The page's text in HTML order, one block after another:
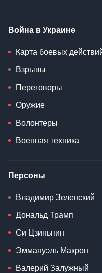
Война в Украине
Карта боевых
Взрывы
Переговоры
Оружие
Волонтеры
Военная техника
Персоны
Владимир Зеленский
Дональд Трамп
Си Цзиньпин
Эммануэль Макрон
Валерий Залужный